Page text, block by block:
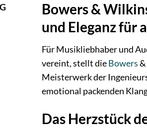
Bowers &
und Eleganz für
Für Musikliebhaber und
vereint, stellt dieBowers
Meisterwerk der
emotional packenden
Das Herzstück